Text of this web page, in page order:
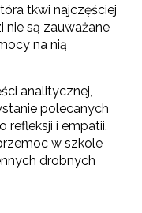
tkwi najczęściej
są zauważane
na nią
analitycznej,
polecanych
refleksji i empatii.
w szkole
drobnych